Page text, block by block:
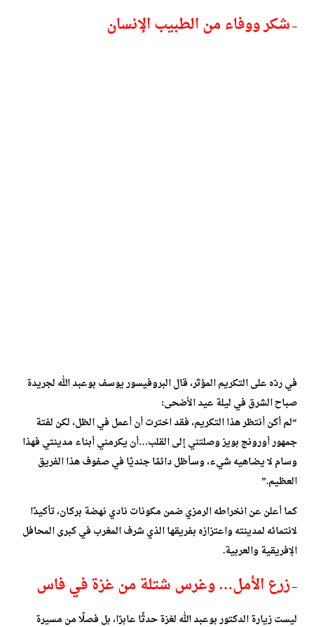
–شكر ووفاء من الطبيب الإنسان
في ردّه على التكريم المؤثر، قال البروفيسور يوسف بوعبد الله لجريدة
صباح الشرق في ليلة عيد الأضحى:
“لم أكن أنتظر هذا التكريم، فقد اخترت أن أعمل في الظل، لكن لفتة
جمهور أورونج بويز وصلتني إلى القلب…أن يكرمني أبناء مدينتي فهذا
وسام لا يضاهيه شيء، وسأظل دائمًا جنديًا في صفوف هذا الفريق
العظيم.”
كما أعلن عن انخراطه الرمزي ضمن مكونات نادي نهضة بركان، تأكيدًا
لانتمائه لمدينته واعتزازه بفريقها الذي شرف المغرب في كبرى المحافل
الإفريقية والعربية.
–زرع الأمل… وغرس شتلة من غزة في فاس
ليست زيارة الدكتور بوعبد الله لغزة حدثًا عابرًا، بل فصلًا من مسيرة